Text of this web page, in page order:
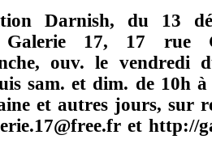
Darnish, du 13
Galerie 17, 17 rue
ouv. le vendredi
sam. et dim. de 10h
et autres jours, sur
et http://